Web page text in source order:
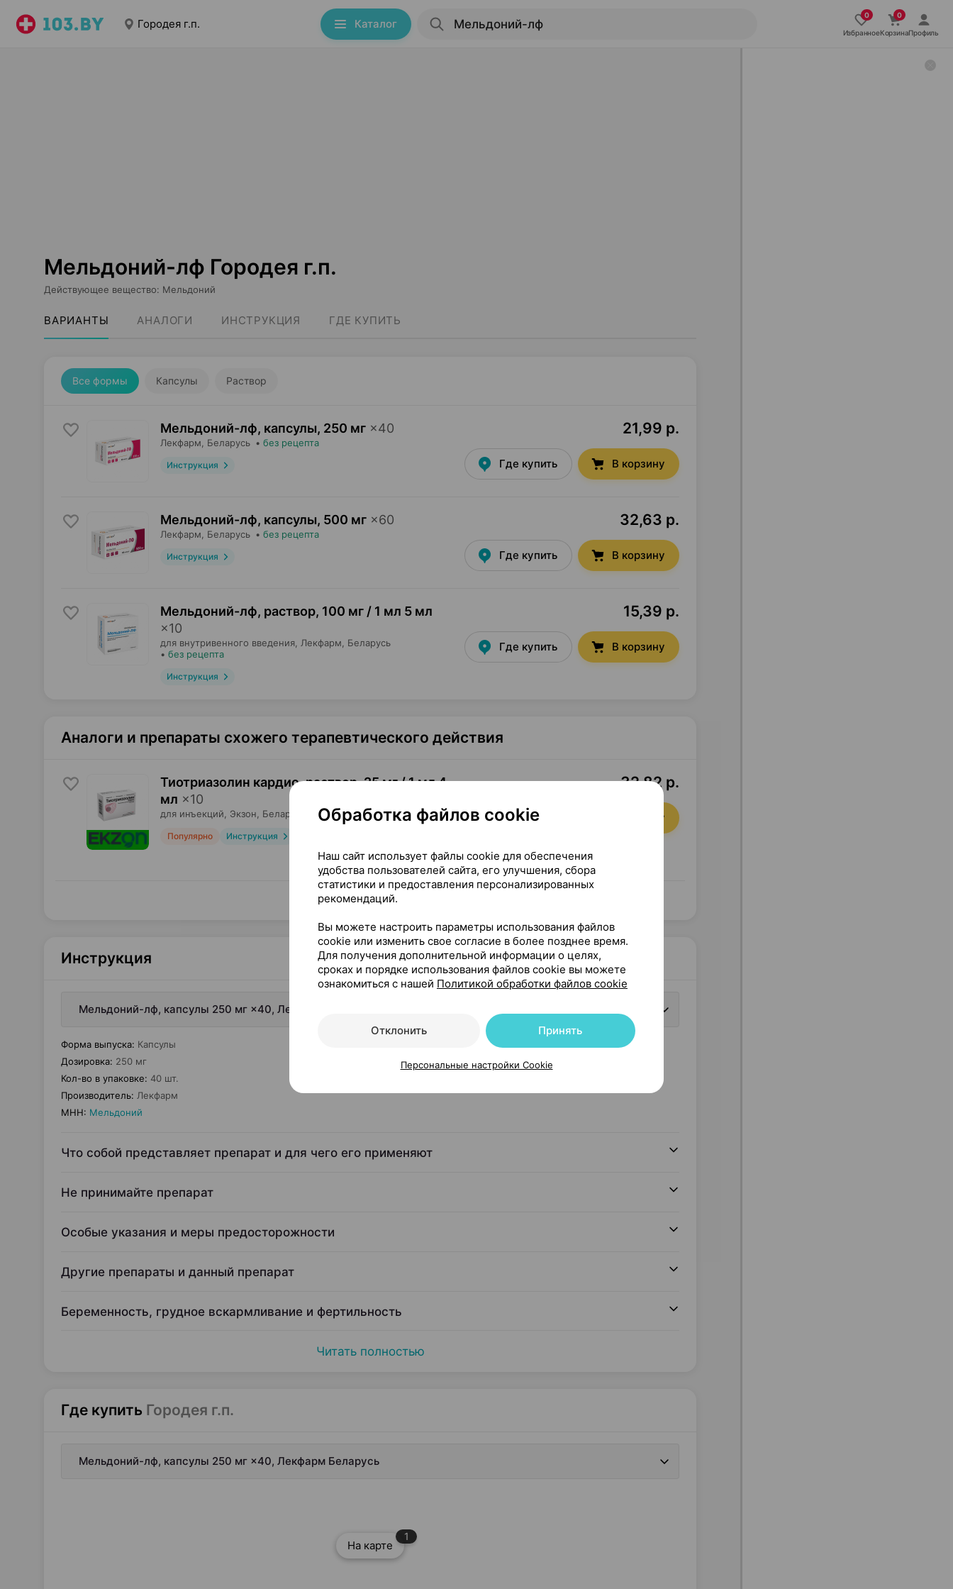
Городея г.п. Каталог
ИзбранноеКорзинаПрофиль
Мельдоний-лф Городея г.п.
Действующее вещество: Мельдоний
ВАРИАНТЫ АНАЛОГИ ИНСТРУКЦИЯ ГДЕ КУПИТЬ
Все формы Капсулы Раствор
Мельдоний-лф, капсулы, 250 мг ×40
Лекфарм , Беларусь • без рецепта
Инструкция
21,99 р.
Где купить В корзину
Мельдоний-лф, капсулы, 500 мг ×60
Лекфарм , Беларусь • без рецепта
Инструкция
32,63 р.
Где купить В корзину
Мельдоний-лф, раствор, 100 мг / 1 мл 5 мл
×10
для внутривенного введения, Лекфарм , Беларусь
• без рецепта
Инструкция
15,39 р.
Где купить В корзину
Аналоги и препараты схожего терапевтического действия
Тиотриазолин кардио, раствор,25 мг / 1 мл 4
мл ×10
для инъекций, Экзон , Беларусь без рецепта
Популярно Инструкция
32,82 р.
Где купить В корзину
Показать еще
Инструкция
Мельдоний-лф, капсулы 250 мг ×40, Лекфарм Беларусь
Форма выпуска: Капсулы
Дозировка: 250 мг
Кол-во в упаковке: 40 шт.
Производитель: Лекфарм
МНН: Мельдоний
Что собой представляет препарат и для чего его применяют
Не принимайте препарат
Особые указания и меры предосторожности
Другие препараты и данный препарат
Беременность, грудное вскармливание и фертильность
Читать полностью
Где купить Городея г.п.
Мельдоний-лф, капсулы 250 мг ×40, Лекфарм Беларусь
На карте
1
Обработка файлов cookie
Наш сайт использует файлы cookie для обеспечения
удобства пользователей сайта, его улучшения, сбора
статистики и предоставления персонализированных
рекомендаций.
Вы можете настроить параметры использования файлов
cookie или изменить свое согласие в более позднее время.
Для получения дополнительной информации о целях,
сроках и порядке использования файлов cookie вы можете
ознакомиться с нашей Политикой обработки файлов cookie
Отклонить Принять
Персональные настройки Cookie